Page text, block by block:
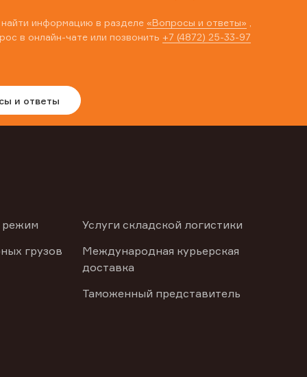
информацию в разделе «Вопросы и ответы»
в онлайн-чате или позвонить +7 (4872) 25-33-97
и ответы
режим
грузов
Услуги складской логистики
Международная курьерская
доставка
Таможенный представитель